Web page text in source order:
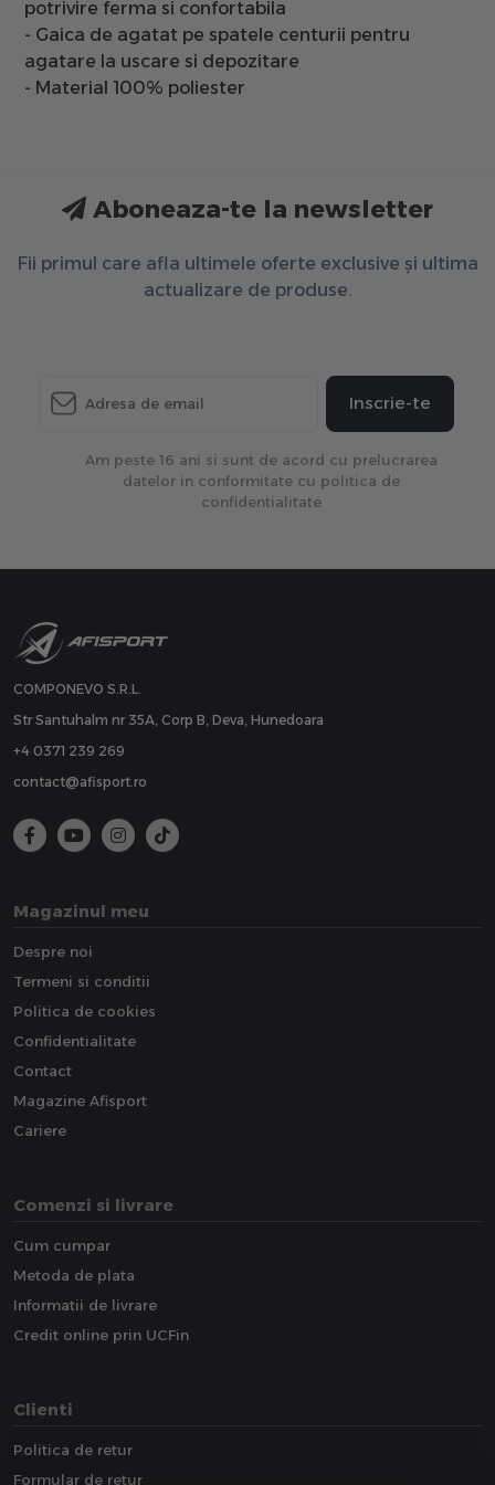
potrivire ferma si confortabila
- Gaica de agatat pe spatele centurii pentru
agatare la uscare si depozitare
- Material 100% poliester
Aboneaza-te la newsletter
Fii primul care afla ultimele oferte exclusive și ultima
actualizare de produse.
Inscrie-te
Am peste 16 ani si sunt de acord cu prelucrarea
datelor in conformitate cu politica de
confidentialitate
COMPONEVO S.R.L.
Str Santuhalm nr 35A, Corp B, Deva, Hunedoara
+4 0371 239 269
contact@afisport.ro
Magazinul meu
Despre noi
Termeni si conditii
Politica de cookies
Confidentialitate
Contact
Magazine Afisport
Cariere
Comenzi si livrare
Cum cumpar
Metoda de plata
Informatii de livrare
Credit online prin UCFin
Clienti
Politica de retur
Formular de retur